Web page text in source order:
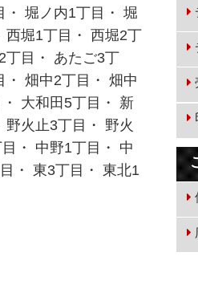
・ 堀ノ内1丁目・ 堀
西堀1丁目・ 西堀2丁
丁目・ あたご3丁
・ 畑中2丁目・ 畑中
大和田5丁目・ 新
火止3丁目・ 野火
・ 中野1丁目・ 中
・ 東3丁目・ 東北1